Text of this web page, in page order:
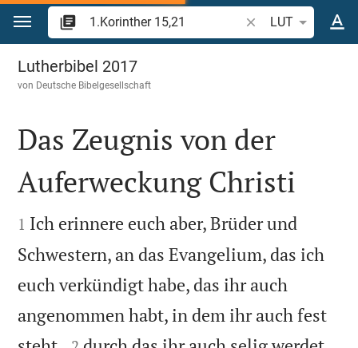
Zum Inhalt springen
Bibelstelle oder
LUT
1.Korinther 15
Lutherbibel 2017
von Deutsche Bibelgesellschaft

Das Zeugnis von der
Auferweckung Christi

1 Ich erinnere euch aber, Brüder und
Schwestern, an das Evangelium, das ich
euch verkündigt habe, das ihr auch
angenommen habt, in dem ihr auch fest